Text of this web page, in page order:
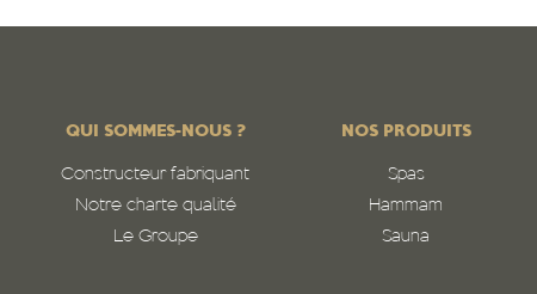
QUI SOMMES-NOUS ?
Constructeur fabriquant
Notre charte qualité
Le Groupe
NOS PRODUITS
Spas
Hammam
Sauna